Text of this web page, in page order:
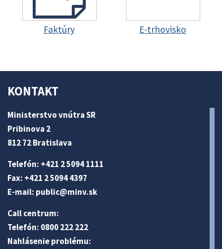
Faktúry E-trhovisko
KONTAKT
Ministerstvo vnútra SR
Pribinova 2
812 72 Bratislava
Telefón: +421 2 5094 1111
Fax: +421 2 5094 4397
E-mail: public@minv.sk
Call centrum:
Telefón: 0800 222 222
Nahlásenie problému: